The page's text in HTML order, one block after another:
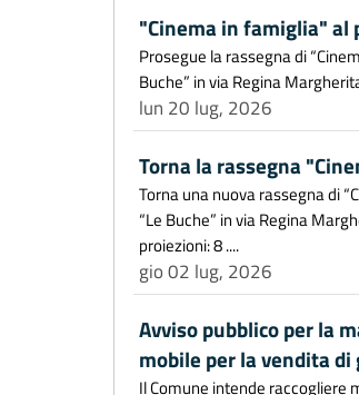
"Cinema in famiglia" al
Prosegue la rassegna di
Buche” in via Regina
lun 20 lug, 2026
Torna la rassegna
Torna una nuova rassegna di
“Le Buche” in via Regina
proiezioni: 8 ....
gio 02 lug, 2026
Avviso pubblico per la
mobile per la vendita
Il Comune intende raccogliere